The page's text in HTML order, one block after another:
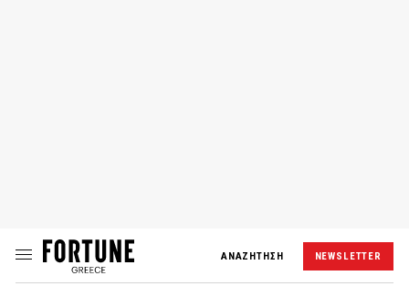
ΑΝΑΖΗΤΗΣΗ NEWSLETTER